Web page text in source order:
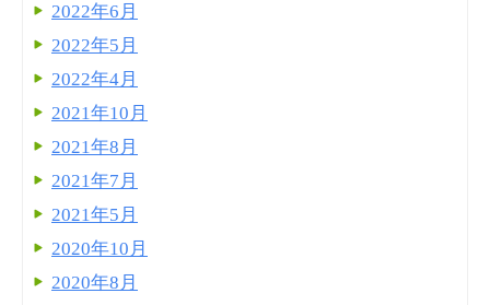
2022年6月
2022年5月
2022年4月
2021年10月
2021年8月
2021年7月
2021年5月
2020年10月
2020年8月